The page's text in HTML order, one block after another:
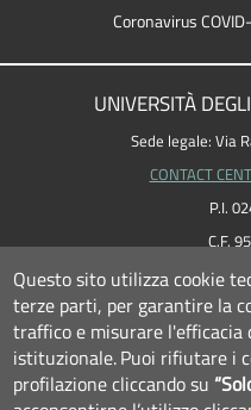
Coronavirus
UNIVERSITÀ
Sede legale: Via
CONTACT
P.I.
C.F.
PEC: ateneo@
Questo sito utilizza cookie
terze parti, per garantire la
traffico e misurare
istituzionale.Puoi rifiutare i
profilazione cliccando su